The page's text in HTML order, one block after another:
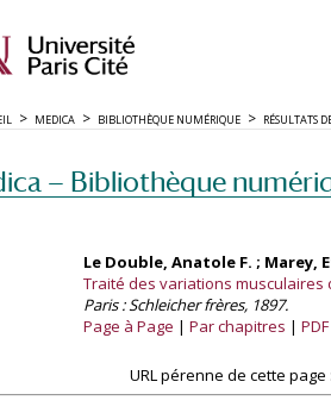
MEDICA BIBLIOTHÈQUE NUMÉRIQUE RÉSULTATS
— Bibliothèque
Le Double, Anatole F. ; Marey,
Traité des variations
Paris : Schleicher frères, 1897.
Page à Page
Par chapitres PDF
URL pérenne de cette page :